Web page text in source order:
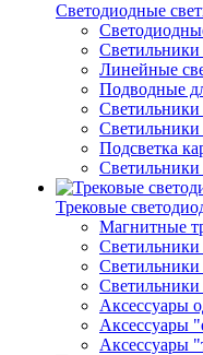
Светодиодные
Светильники
Линейные
Подводные
Светильники
Подсветка
Трековые
Магнитные
Аксессуары
Аксессуары
Аксессуары